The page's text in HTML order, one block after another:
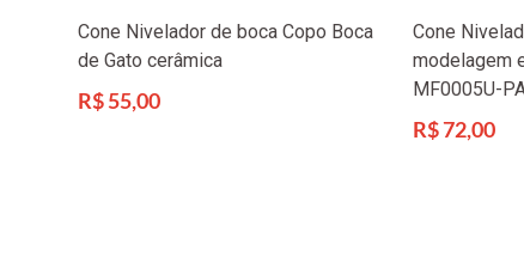
Cone Nivelador de boca Copo Boca
de Gato cerâmica
Preço
R$ 55,00
Cone
modelagem
MF0005U-
Preço
R$ 72,00